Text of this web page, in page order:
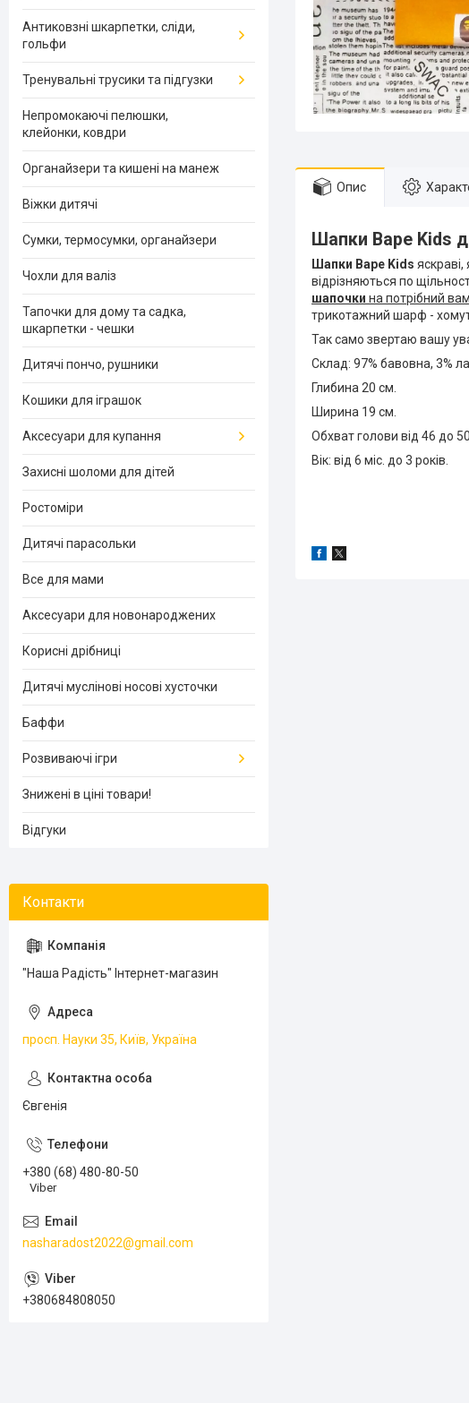
Опис
Шапки Варе Kids
Шапки Варе Kids яскраві,
відрізняються по
шапочки на потрібний
трикотажний шарф -
Так само звертаю вашу
Склад: 97% бавовна, 3%
Глибина 20 см.
Ширина 19 см.
Обхват голови від 46 до
Вік: від 6 міс. до 3 років.
Антиковзні шкарпетки, сліди,
гольфи
Тренувальні трусики та підгузки
Непромокаючі пелюшки,
клейонки, ковдри
Органайзери та кишені на манеж
Віжки дитячі
Сумки, термосумки, органайзери
Чохли для валіз
Тапочки для дому та садка,
шкарпетки - чешки
Дитячі пончо, рушники
Кошики для іграшок
Аксесуари для купання
Захисні шоломи для дітей
Ростоміри
Дитячі парасольки
Все для мами
Аксесуари для новонароджених
Корисні дрібниці
Дитячі муслінові носові хусточки
Баффи
Розвиваючі ігри
Знижені в ціні товари!
Відгуки
"Наша Радість" Інтернет-магазин
просп. Науки 35, Київ, Україна
Євгенія
+380 (68) 480-80-50
Viber
nasharadost2022@gmail.com
+380684808050